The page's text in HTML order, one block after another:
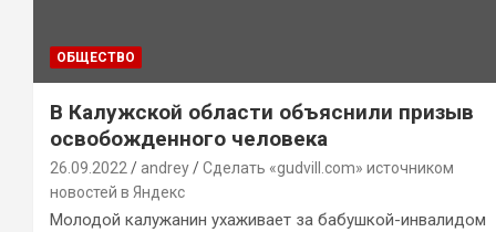
ОБЩЕСТВО
В Калужской области объяснили призыв
освобожденного человека
26.09.2022 andrey
Сделать «gudvill.com» источником
новостей в Яндекс
Молодой калужанин ухаживает за бабушкой-инвалидом